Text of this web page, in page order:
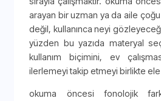
arayan bir uzman ya da aile
değil, kullanınca neyi
yüzden bu yazıda materyal
kullanım biçimini, ev
ilerlemeyi takip etmeyi birlikte ele
okuma öncesi fonolojik